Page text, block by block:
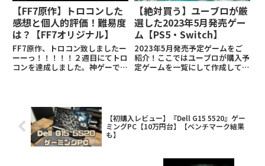
【FF7原作】トロコンした
感想と個人的評価！難易度
は？【FF7オリジナル】
FF7原作、トロコン致しましたー
ーーっ！！！！！２週目にてトロ
コンを達成しました。神ゲーです
window.adsbygoogle || []).p
【絶対買う】ユーブロが厳
選した2023年5月発売ゲー
ム【PS5・Switch】
2023年5月発売予定ゲームをご
紹介！ここではユーブロが購入予
定ゲームを一覧にして作成してお
window.adsbygoogl
【初購入レビュー】『Dell G15 5520』ゲー
ミングPC【10万円台】【ベンチマーク結果
も】